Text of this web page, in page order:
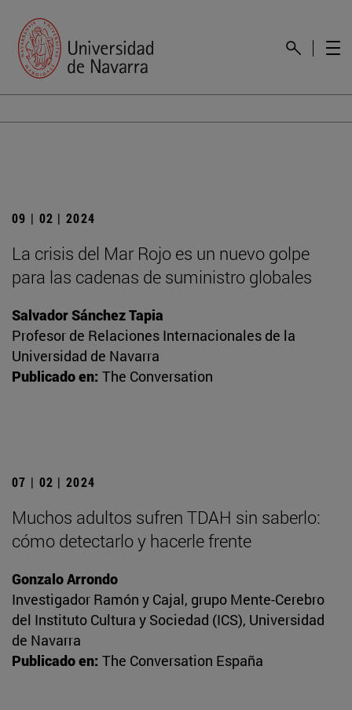
09 | 02 | 2024
La crisis del Mar Rojo es un nuevo golpe
para las cadenas de suministro globales
Salvador Sánchez Tapia
Profesor de Relaciones Internacionales de la
Universidad de Navarra
Publicado en: The Conversation
07 | 02 | 2024
Muchos adultos sufren TDAH sin saberlo:
cómo detectarlo y hacerle frente
Gonzalo Arrondo
Investigador Ramón y Cajal, grupo Mente-Cerebro
del Instituto Cultura y Sociedad (ICS), Universidad
de Navarra
Publicado en: The Conversation España